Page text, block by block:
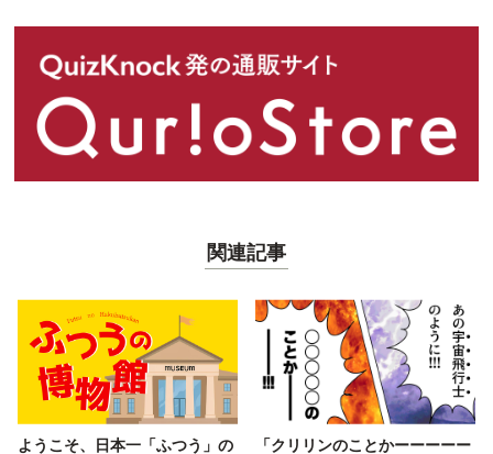
関連記事
ようこそ、日本一「ふつう」の
「クリリンのことかーーーーー